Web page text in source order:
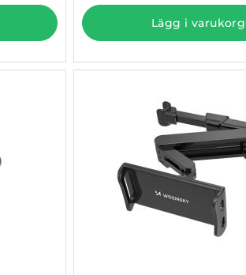
Lägg i varukorg